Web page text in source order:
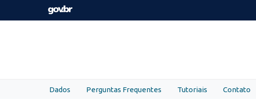
Skip to main content
Dados Perguntas Frequentes Tutoriais Contato